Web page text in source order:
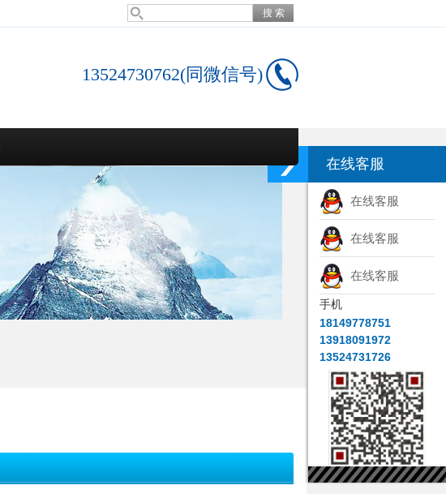
13524730762(同微信号)
在线客服
在线客服
在线客服
在线客服
手机
18149778751
13918091972
13524731726